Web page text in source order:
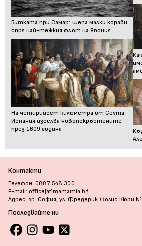
Битката при Самар: шепа малки кораби
спря най-тежкия флот на Япония
На четирийсет километра от Сеута:
Испания изселва новопокръстените
през 1609 година
Контакти
Телефон: 0887 548 300
E-mail: office[at]mamamia.bg
Адрес: гр. София, ул. Фредерик Жолио Кюри
Последвайте ни